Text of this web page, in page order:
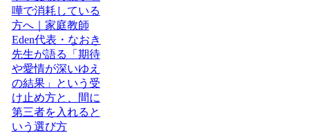
嘩で消耗している
方へ｜家庭教師
Eden代表・なおき
先生が語る「期待
や愛情が深いゆえ
の結果」という受
け止め方と、間に
第三者を入れると
いう選び方